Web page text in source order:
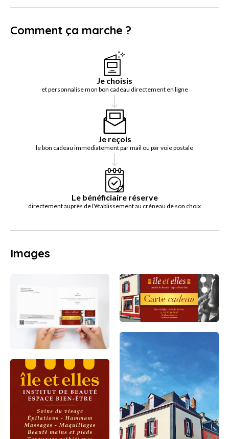
Comment ça marche ?
Je choisis
et personnalise mon bon cadeau directement en ligne
Je reçois
le bon cadeau immédiatement par mail ou par voie postale
Le bénéficiaire réserve
directement auprès de l'établissement au créneau de son choix
Images